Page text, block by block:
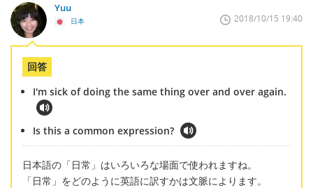
Yuu
日本 2018/10/15 19:40
回答
I'm sick of doing the same thing over and over again.
Is this a common expression?
日本語の「日常」はいろいろな場面で使われますね。
「日常」をどのように英語に訳すかは文脈によります。